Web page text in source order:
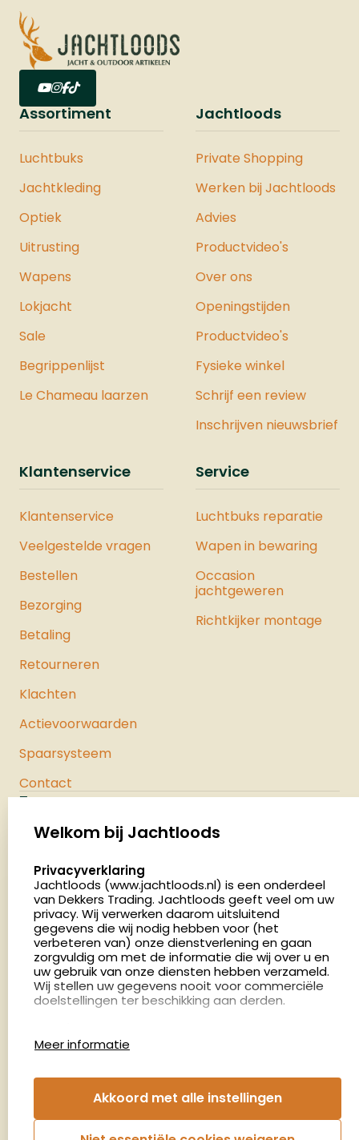
Assortiment
Luchtbuks
Jachtkleding
Optiek
Uitrusting
Wapens
Lokjacht
Sale
Begrippenlijst
Le Chameau laarzen
Jachtloods
Private Shopping
Werken bij Jachtloods
Advies
Productvideo's
Over ons
Openingstijden
Productvideo's
Fysieke winkel
Schrijf een review
Inschrijven nieuwsbrief
Klantenservice
Klantenservice
Veelgestelde vragen
Bestellen
Bezorging
Betaling
Retourneren
Klachten
Actievoorwaarden
Spaarsysteem
Contact
Service
Luchtbuks reparatie
Wapen in bewaring
Occasion
jachtgeweren
Richtkijker montage
Palenrij 1
Nederland
4.8
2879 beoordelingen
Openingstijden
Dinsdag en donderdag: 13:00 - 17:00 én 18:00 - 21:00
uur
Afspraak maken
Nieuwsbrief
€5,- kortingsbon voor uw volgende bestelling.
Welkom bij Jachtloods
select language
Privacyverklaring
Jachtloods (www.jachtloods.nl) is een onderdeel
van Dekkers Trading. Jachtloods geeft veel om uw
privacy. Wij verwerken daarom uitsluitend
gegevens die wij nodig hebben voor (het
verbeteren van) onze dienstverlening en gaan
zorgvuldig om met de informatie die wij over u en
uw gebruik van onze diensten hebben verzameld.
Wij stellen uw gegevens nooit voor commerciële
doelstellingen ter beschikking aan derden.
gebruiken en hoe effectief de Adwords-
advertenties van Dekkers trading bij Google
zoekresultaatpagina’s zijn. De aldus verkregen
Meer informatie
Akkoord met alle instellingen